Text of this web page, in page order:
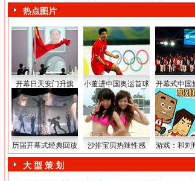
热点图片
开幕日天安门升旗 小董进中国奥运首球 开幕式中国
历届开幕式经典回放 沙排宝贝热辣性感 游戏：和刘
大 型 策 划